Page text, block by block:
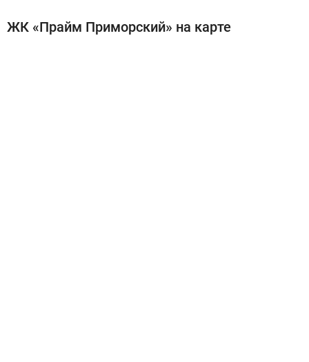
ЖК «Прайм Приморский» на карте